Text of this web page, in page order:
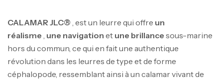
CALAMAR JLC® , est un leurre qui offre un
réalisme une navigation et une brillance sous-marine
hors du commun, ce qui en fait une authentique
révolution dans les leurres de type et de forme
céphalopode, ressemblant ainsi à un calamar vivant de